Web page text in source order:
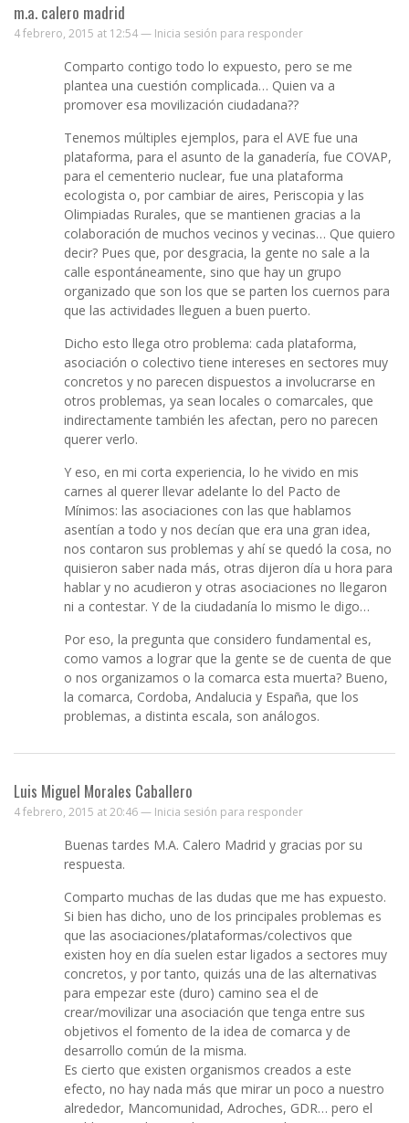
m.a. calero madrid
4 febrero, 2015 at 12:54 — Inicia sesión para responder
Comparto contigo todo lo expuesto, pero se me
plantea una cuestión complicada… Quien va a
promover esa movilización ciudadana??
Tenemos múltiples ejemplos, para el AVE fue una
plataforma, para el asunto de la ganadería, fue COVAP,
para el cementerio nuclear, fue una plataforma
ecologista o, por cambiar de aires, Periscopia y las
Olimpiadas Rurales, que se mantienen gracias a la
colaboración de muchos vecinos y vecinas… Que quiero
decir? Pues que, por desgracia, la gente no sale a la
calle espontáneamente, sino que hay un grupo
organizado que son los que se parten los cuernos para
que las actividades lleguen a buen puerto.
Dicho esto llega otro problema: cada plataforma,
asociación o colectivo tiene intereses en sectores muy
concretos y no parecen dispuestos a involucrarse en
otros problemas, ya sean locales o comarcales, que
indirectamente también les afectan, pero no parecen
querer verlo.
Y eso, en mi corta experiencia, lo he vivido en mis
carnes al querer llevar adelante lo del Pacto de
Mínimos: las asociaciones con las que hablamos
asentían a todo y nos decían que era una gran idea,
nos contaron sus problemas y ahí se quedó la cosa, no
quisieron saber nada más, otras dijeron día u hora para
hablar y no acudieron y otras asociaciones no llegaron
ni a contestar. Y de la ciudadanía lo mismo le digo…
Por eso, la pregunta que considero fundamental es,
como vamos a lograr que la gente se de cuenta de que
o nos organizamos o la comarca esta muerta? Bueno,
la comarca, Cordoba, Andalucia y España, que los
problemas, a distinta escala, son análogos.
Luis Miguel Morales Caballero
4 febrero, 2015 at 20:46 — Inicia sesión para responder
Buenas tardes M.A. Calero Madrid y gracias por su
respuesta.
Comparto muchas de las dudas que me has expuesto.
Si bien has dicho, uno de los principales problemas es
que las asociaciones/plataformas/colectivos que
existen hoy en día suelen estar ligados a sectores muy
concretos, y por tanto, quizás una de las alternativas
para empezar este (duro) camino sea el de
crear/movilizar una asociación que tenga entre sus
objetivos el fomento de la idea de comarca y de
desarrollo común de la misma.
Es cierto que existen organismos creados a este
efecto, no hay nada más que mirar un poco a nuestro
alrededor, Mancomunidad, Adroches, GDR… pero el